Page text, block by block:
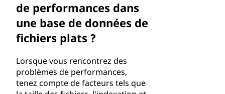
de performances dans
une base de données de
fichiers plats ?
Lorsque vous rencontrez des
problèmes de performances,
tenez compte de facteurs tels que